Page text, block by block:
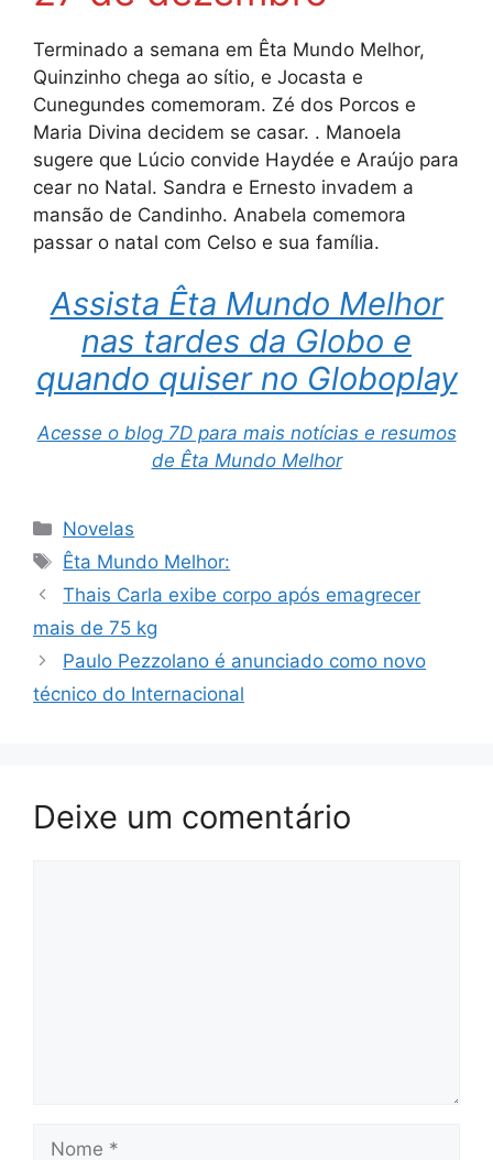
Terminado a semana em Êta Mundo Melhor,
Quinzinho chega ao sítio, e Jocasta e
Cunegundes comemoram. Zé dos Porcos e
Maria Divina decidem se casar. . Manoela
sugere que Lúcio convide Haydée e Araújo para
cear no Natal. Sandra e Ernesto invadem a
mansão de Candinho. Anabela comemora
passar o natal com Celso e sua família.
Assista Êta Mundo Melhor
nas tardes da Globo e
quando quiser no Globoplay
Acesse o blog 7D para mais notícias e resumos
de Êta Mundo Melhor
Categorias
Novelas
Tags
Êta Mundo Melhor:
Thais Carla exibe corpo após emagrecer
mais de 75 kg
Paulo Pezzolano é anunciado como novo
técnico do Internacional
Deixe um comentário